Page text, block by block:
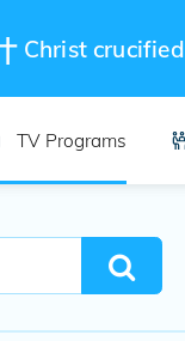
Christ crucified
TV Programs